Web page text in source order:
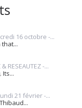
16 octobre -...
RESEAUTEZ -...
21 février -...